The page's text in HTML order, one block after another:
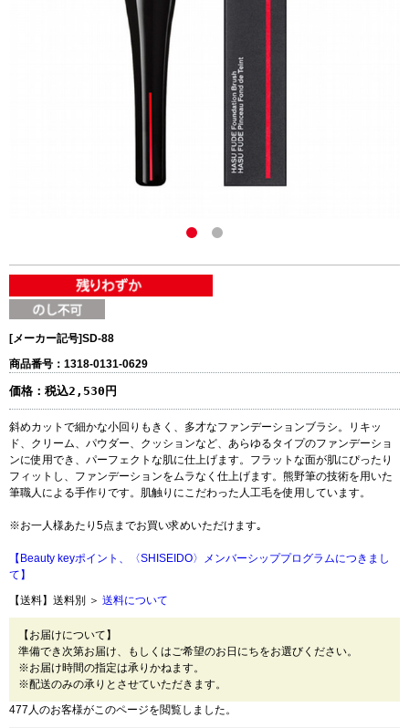
[メーカー記号]SD-88
商品番号：1318-0131-0629
価格： 税込2,530円
斜めカットで細かな小回りもきく、多才なファンデーションブラシ。リキッ
ド、クリーム、パウダー、クッションなど、あらゆるタイプのファンデーショ
ンに使用でき、パーフェクトな肌に仕上げます。フラットな面が肌にぴったり
フィットし、ファンデーションをムラなく仕上げます。熊野筆の技術を用いた
筆職人による手作りです。肌触りにこだわった人工毛を使用しています。
※お一人様あたり5点までお買い求めいただけます｡
【Beauty keyポイント、〈SHISEIDO〉メンバーシッププログラムにつきまし
て】
【送料】送料別 ＞ 送料について
【お届けについて】
準備でき次第お届け、もしくはご希望のお日にちをお選びください。
※お届け時間の指定は承りかねます。
※配送のみの承りとさせていただきます。
477人のお客様がこのページを閲覧しました。